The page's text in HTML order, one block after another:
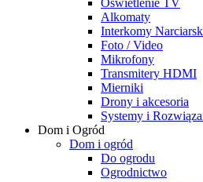
Oświetlenie TV
Alkomaty
Interkomy
Foto / Video
Mikrofony
Transmitery HDMI
Mierniki
Drony i akcesoria
Systemy i
Dom i Ogród
Dom i ogród
Do ogrodu
Ogrodnictwo